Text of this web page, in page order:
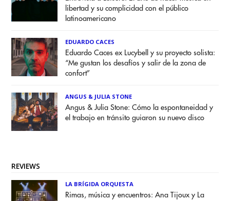
libertad y su complicidad con el público
latinoamericano
EDUARDO CACES
Eduardo Caces ex Lucybell y su proyecto solista:
“Me gustan los desafíos y salir de la zona de
confort”
ANGUS & JULIA STONE
Angus & Julia Stone: Cómo la espontaneidad y
el trabajo en tránsito guiaron su nuevo disco
REVIEWS
LA BRÍGIDA ORQUESTA
Rimas, música y encuentros: Ana Tijoux y La